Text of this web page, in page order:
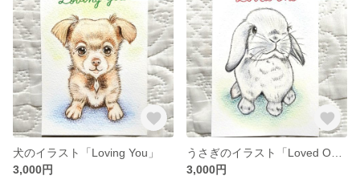
犬のイラスト「Loving You」
3,000円
3,000円